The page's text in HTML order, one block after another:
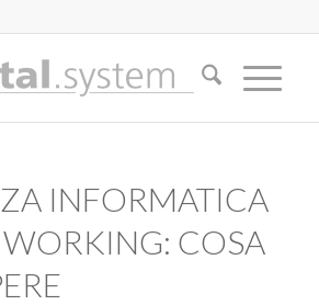
INFORMATICA
WORKING: COSA